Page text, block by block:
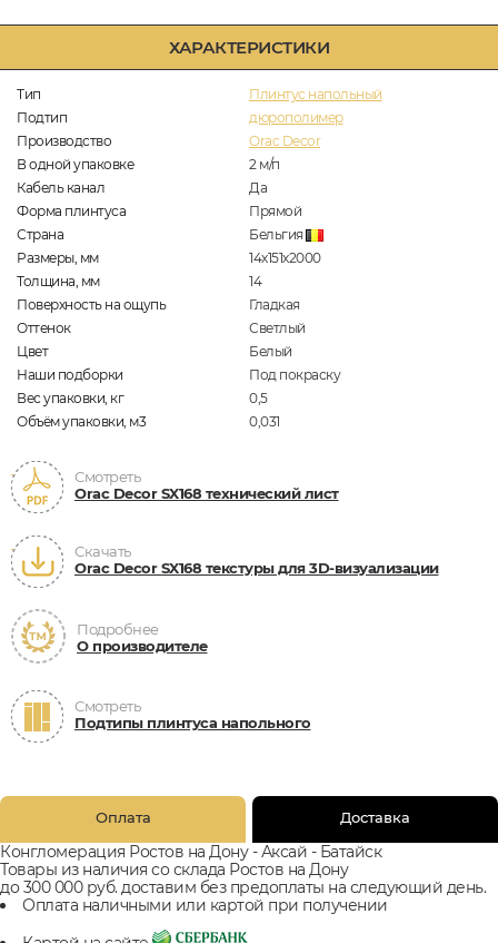
ХАРАКТЕРИСТИКИ
Тип
Плинтус напольный
Подтип
дюрополимер
Производство
Orac Decor
В одной упаковке
2 м/п
Кабель канал
Да
Форма плинтуса
Прямой
Страна
Бельгия
Размеры, мм
14х151х2000
Толщина, мм
14
Поверхность на ощупь
Гладкая
Оттенок
Светлый
Цвет
Белый
Наши подборки
Под покраску
Вес упаковки, кг
0,5
Объём упаковки, м3
0,031
Смотреть
Orac Decor SX168 технический лист
Скачать
Orac Decor SX168 текстуры для 3D-визуализации
Подробнее
О производителе
Смотреть
Подтипы плинтуса напольного
Оплата Доставка
Конгломерация Ростов на Дону - Аксай - Батайск
Товары из наличия со склада Ростов на Дону
до 300 000 руб. доставим без предоплаты на следующий день.
Оплата наличными или картой при получении